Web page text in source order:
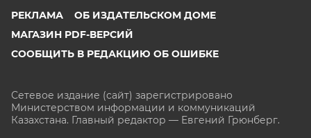
РЕКЛАМА
ОБ ИЗДАТЕЛЬСКОМ ДОМЕ
МАГАЗИН PDF-ВЕРСИЙ
СООБЩИТЬ В РЕДАКЦИЮ ОБ ОШИБКЕ
Сетевое издание (сайт) зарегистрировано
Министерством информации и коммуникаций
Казахстана. Главный редактор — Евгений Грюнберг.